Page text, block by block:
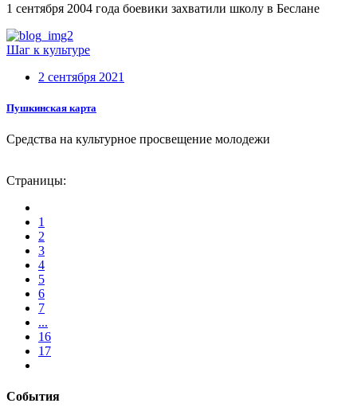
1 сентября 2004 года боевики захватили школу в Беслане
Шаг к культуре
2 сентября 2021
Пушкинская карта
Средства на культурное просвещение молодежи
Страницы:
1
2
3
4
5
6
7
...
16
17
События